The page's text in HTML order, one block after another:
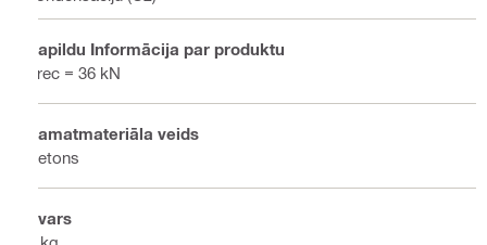
Papildu Informācija par produktu
Frec = 36 kN
Pamatmateriāla veids
Betons
Svars